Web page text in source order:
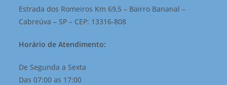
Estrada dos Romeiros Km 69,5 – Bairro Bananal –
Cabreúva – SP – CEP: 13316-808
Horário de Atendimento:
De Segunda a Sexta
Das 07:00 as 17:00